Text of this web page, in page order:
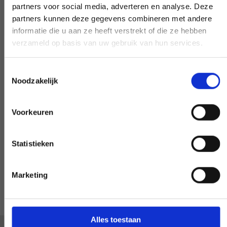
partners voor social media, adverteren en analyse. Deze
partners kunnen deze gegevens combineren met andere
informatie die u aan ze heeft verstrekt of die ze hebben
verzameld op basis van uw gebruik van hun services.
Noodzakelijk
Voorkeuren
Statistieken
Marketing
Alles toestaan
Benötigen Sie unsere Hilfe außerhalb des
Arbeitstages? Machen Sie es
verhandelbar, und wir werden es möglich
machen - wenn möglich.